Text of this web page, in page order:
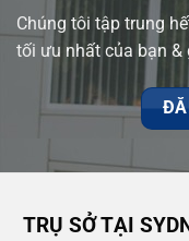
Chúng tôi tập trung
tối ưu nhất của bạn &
TRỤ SỞ TẠI